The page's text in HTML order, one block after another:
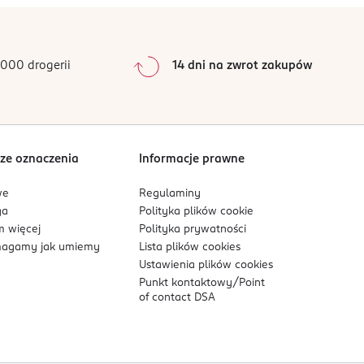
odpowiednią ilość wody (wg tabeli żywienia).
i dodaj je do przygotowanej butelki.
Zaleca się stosowanie produktu wyłącznie
uwagę na prawidłową higienę pierwszych
0%
Sortowanie wgdata: od najnowszej
drogerii 14 dni na zwrot zakupów
oznaczenia
więcej
jak umiemy
Informacje prawne
Regulaminy
Polityka plikówcookie
Polityka prywatności
Lista plikówcookies
Ustawienia plikówcookies
Punkt kontaktowy/ Point
of contact DSA